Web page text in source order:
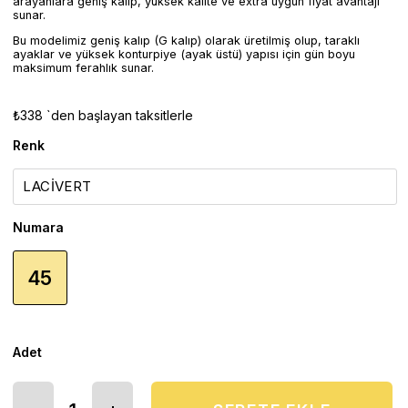
sunar.
Bu modelimiz geniş kalıp (G kalıp) olarak üretilmiş olup, taraklı
ayaklar ve yüksek konturpiye (ayak üstü) yapısı için gün boyu
maksimum ferahlık sunar.
₺338 `den başlayan taksitlerle
Renk
Numara
45
Adet